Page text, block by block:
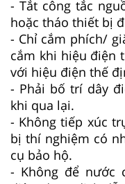
- Tắt công tắc
hoặc tháo thiết bị
- Chỉ cắm phích/
cắm khi hiệu điện
với hiệu điện thế
- Phải bố trí dây
khi qua lại.
- Không tiếp xúc
bị thí nghiệm có
cụ bảo hộ.
- Không để nước